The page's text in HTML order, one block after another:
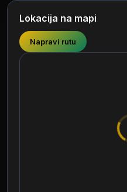
Lokacija na mapi
Napravi rutu